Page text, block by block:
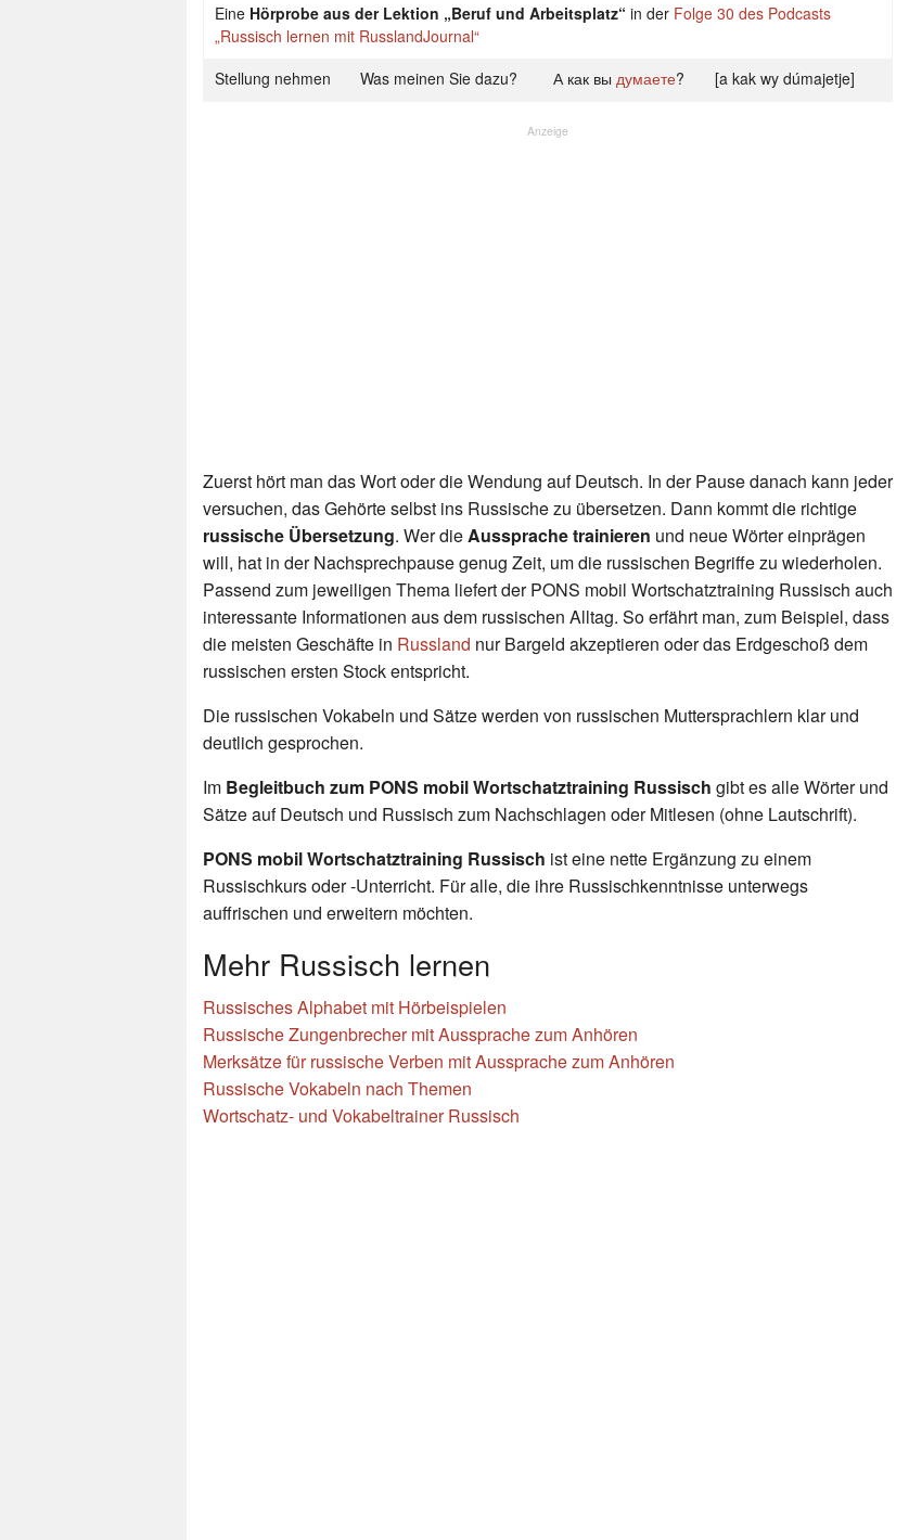
Eine Hörprobe aus der Lektion „Beruf und Arbeitsplatz“ in der Folge 30 des Podcasts
„Russisch lernen mit RusslandJournal“
Stellung nehmen
Was meinen Sie dazu? А как вы думаете? [a kak wy dúmajetje]
Anzeige
Zuerst hört man das Wort oder die Wendung auf Deutsch. In der Pause danach kann jeder
versuchen, das Gehörte selbst ins Russische zu übersetzen. Dann kommt die richtige
russische Übersetzung. Wer dieAussprache trainieren und neue Wörter einprägen
will, hat in der Nachsprechpause genug Zeit, um die russischen Begriffe zu wiederholen.
Passend zum jeweiligen Thema liefert der PONS mobil Wortschatztraining Russisch auch
interessante Informationen aus dem russischen Alltag. So erfährt man, zum Beispiel, dass
die meisten Geschäfte in Russland nur Bargeld akzeptieren oder das Erdgeschoß dem
russischen ersten Stock entspricht.
Die russischen Vokabeln und Sätze werden von russischen Muttersprachlern klar und
deutlich gesprochen.
Im Begleitbuch zum PONS mobil Wortschatztraining Russisch gibt es alle Wörter und
Sätze auf Deutsch und Russisch zum Nachschlagen oder Mitlesen (ohne Lautschrift).
PONS mobil Wortschatztraining Russisch ist eine nette Ergänzung zu einem
Russischkurs oder -Unterricht. Für alle, die ihre Russischkenntnisse unterwegs
auffrischen und erweitern möchten.
Mehr Russisch lernen
Russisches Alphabet mit Hörbeispielen
Russische Zungenbrecher mit Aussprache zum Anhören
Merksätze für russische Verben mit Aussprache zum Anhören
Russische Vokabeln nach Themen
Wortschatz- und Vokabeltrainer Russisch